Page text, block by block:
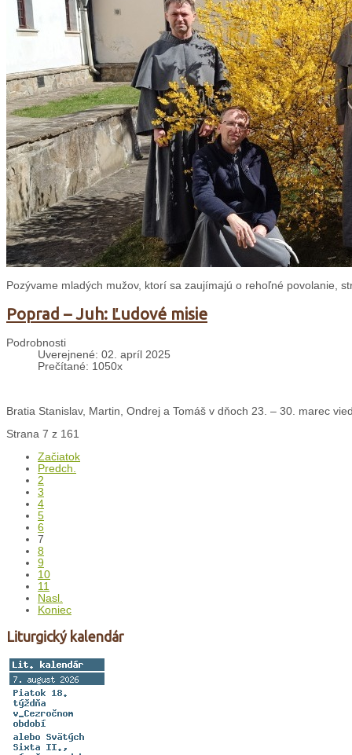
Pozývame mladých mužov, ktorí sa zaujímajú o rehoľné povolanie,
Poprad – Juh: Ľudové misie
Podrobnosti
Uverejnené: 02. apríl 2025
Prečítané: 1050x
Bratia Stanislav, Martin, Ondrej a Tomáš v dňoch 23. – 30. marec
Strana 7 z 161
Začiatok
Predch.
2
3
4
5
6
7
8
9
10
11
Nasl.
Koniec
Liturgický kalendár